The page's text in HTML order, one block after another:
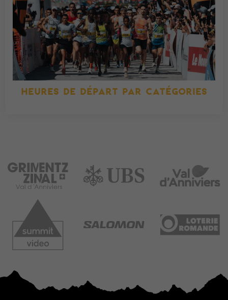
HEURES DE DÉPART PAR CATÉGORIES